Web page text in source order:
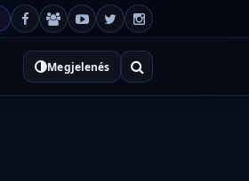
Megjelenés